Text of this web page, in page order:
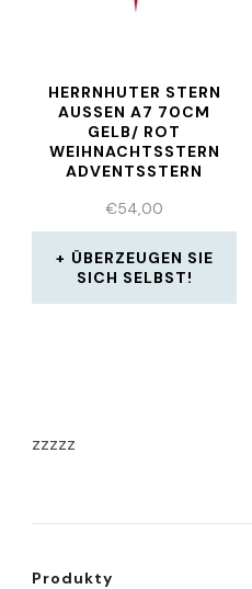
HERRNHUTER STERN
AUSSEN A7 70CM
GELB/ ROT
WEIHNACHTSSTERN
ADVENTSSTERN
€54,00
ÜBERZEUGEN SIE
SICH SELBST!
zzzzz
Produkty